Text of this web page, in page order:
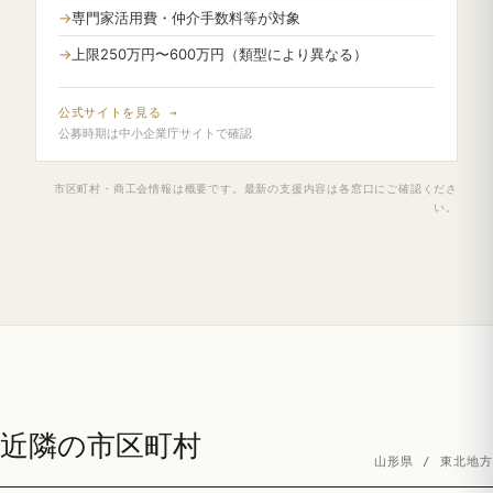
専門家活用費・仲介手数料等が対象
上限250万円〜600万円（類型により異なる）
公式サイトを見る →
公募時期は中小企業庁サイトで確認
市区町村・商工会情報は概要です。最新の支援内容は各窓口にご確認くださ
い。
近隣の市区町村 山形県 / 東北地方